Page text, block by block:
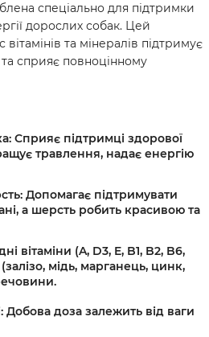
спеціально для підтримки
дорослих собак. Цей
та мінералів підтримує
сприяє повноцінному
Сприяє підтримці здорової
травлення, надає енергію
Допомагає підтримувати
а шерсть робить красивою та
вітаміни (A, D3, E, B1, B2, B6,
мідь, марганець, цинк,
Добова доза залежить від ваги